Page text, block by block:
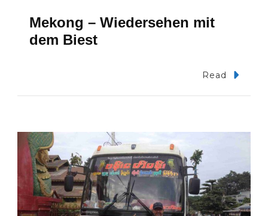
Mekong – Wiedersehen mit
dem Biest
Read